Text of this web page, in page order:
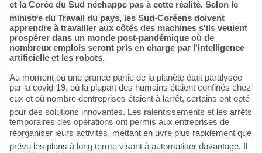
et la Corée du Sud néchappe pas à cette réalité. Selon le
ministre du Travail du pays, les Sud-Coréens doivent
apprendre à travailler aux côtés des machines s'ils veulent
prospérer dans un monde post-pandémique où de
nombreux emplois seront pris en charge par l'intelligence
artificielle et les robots.
Au moment où une grande partie de la planète était paralysée
par la covid-19, où la plupart des humains étaient confinés chez
eux et où nombre dentreprises étaient à larrêt, certains ont opté
pour des solutions innovantes. Les ralentissements et les arrêts
temporaires des opérations ont permis aux entreprises de
réorganiser leurs activités, mettant en uvre plus rapidement que
prévu les plans à long terme visant à automatiser davantage. Il